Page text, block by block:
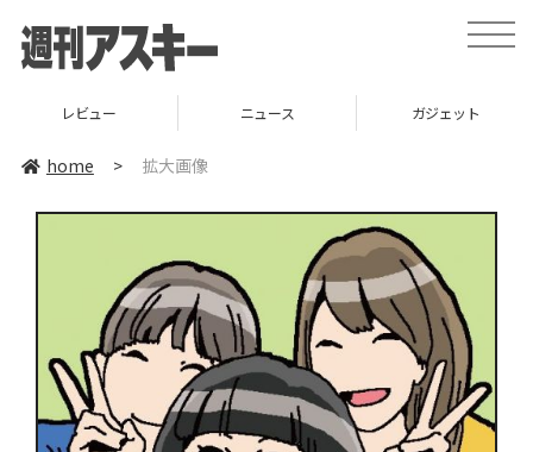
toggle
レビュー ニュース ガジェット
home > 拡大画像